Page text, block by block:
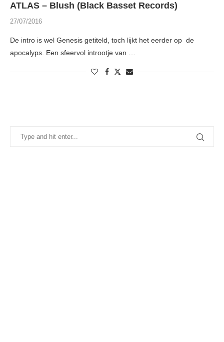
ATLAS – Blush (Black Basset Records)
27/07/2016
De intro is wel Genesis getiteld, toch lijkt het eerder op de
apocalyps. Een sfeervol introotje van …